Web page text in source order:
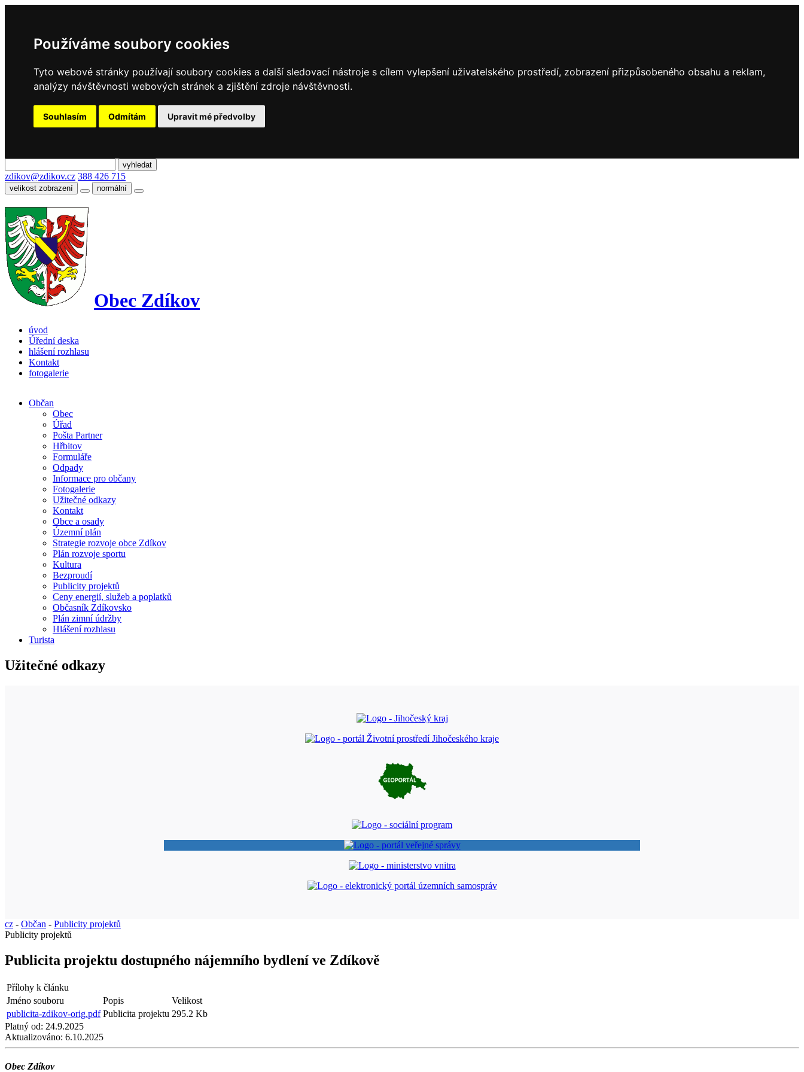
Používáme soubory cookies
Tyto webové stránky používají soubory cookies a další sledovací nástroje s cílem vylepšení uživatelského prostředí, zobrazení přizpůsobeného obsahu a reklam,
analýzy návštěvnosti webových stránek a zjištění zdroje návštěvnosti.
Souhlasím Odmítám Upravit mé předvolby
zdikov@zdikov.cz 388 426 715
velikost zobrazení normální
Obec Zdíkov
úvod
Úřední deska
hlášení rozhlasu
Kontakt
fotogalerie
Občan
Obec
Úřad
Pošta Partner
Hřbitov
Formuláře
Odpady
Informace pro občany
Fotogalerie
Užitečné odkazy
Kontakt
Obce a osady
Územní plán
Strategie rozvoje obce Zdíkov
Plán rozvoje sportu
Kultura
Bezproudí
Publicity projektů
Ceny energií, služeb a poplatků
Občasník Zdíkovsko
Plán zimní údržby
Hlášení rozhlasu
Turista
Užitečné odkazy
cz - Občan - Publicity projektů
Publicity projektů
Publicita projektu dostupného nájemního bydlení ve Zdíkově
Přílohy k článku
Jméno souboru
Popis
Velikost
publicita-zdikov-orig.pdf Publicita projektu 295.2 Kb
Platný od: 24.9.2025
Aktualizováno: 6.10.2025
Obec Zdíkov